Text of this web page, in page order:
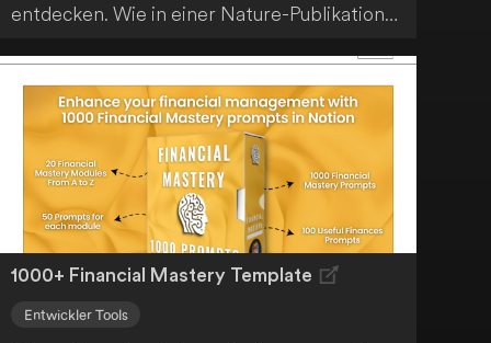
entdecken. Wie in einer Nature-Publikation
System erfolgreich einen schnelleren
Sortieralgorithmus gefunden. Dieser ist eine
entscheidende Komponente in der
Datenverarbeitung für verschiedene Geräte
und Plattformen und spielt eine wichtige
Rolle bei Aktivitäten wie der Rangordnung
von Online-Suchergebnissen oder der
Organisation von Social-Media-Beiträgen.
1000+ Financial Mastery Template
Entwickler Tools